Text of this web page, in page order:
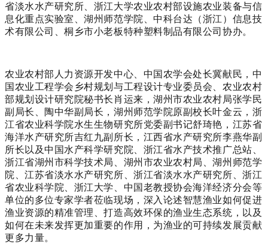
省淡水水产研究所、浙江大学农业农村部设施农业装备与信
息化重点实验室、湖州师范学院、中科台达（浙江）信息技
术有限公司、桐乡市小老板特种塑料制品有限公司协办。
农业农村部人力资源开发中心、中国农学会处长冀献民，中
国农业工程学会乡村规划与工程设计专业委员会、农业农村
部规划设计研究院秘书长肖运来，湖州市农业农村局张学民
副局长、陶中华副局长，湖州师范学院原副校长叶金云，浙
江省农业科学院水生生物研究所党委副书记舒琦艳，江苏省
海洋水产研究所吉红九副所长，江西省水产研究所李燕华副
所长以及中国水产科学研究院、浙江省水产技术推广总站、
浙江省湖州市科学技术局、湖州市农业农村局、湖州师范学
院、江苏省淡水水产研究所、浙江省淡水水产研究所、浙江
省农业科学院、浙江大学、中国老教授协会海洋经济分会等
单位的多位专家学者莅临现场，深入论述智慧渔业如何促进
渔业资源的精准管理、打造高效环保的渔业生态系统，以及
如何在未来发挥更加重要的作用，为渔业的可持续发展贡献
更多力量。